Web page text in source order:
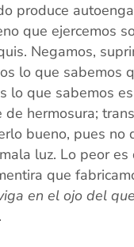
produce
que ejercemos
Negamos,
lo que sabemos
lo que sabemos
de hermosura;
bueno, pues no
luz. Lo peor es
que
en el ojo del